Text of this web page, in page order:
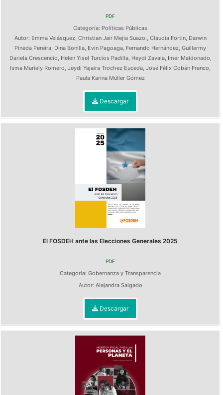
PDF
Categoría: Políticas Públicas
Autor: Emma Velásquez, Christian Jair Mejia Suazo., Claudia Fortin, Darwin
Pineda Pereira, Dina Bonilla, Evin Pagoaga, Fernando Hernández, Guillermy
Dariela Crescencio, Helen Yisel Turcios Padilla, Heydi Zavala, Imer Maldonado,
Isma Mariely Romero, Jeydi Yajaira Trochez Euceda, José Félix Cobán Franco,
Paula Karina Müller Gómez
Descargar
El FOSDEH ante las Elecciones Generales 2025
PDF
Categoría: Gobernanza y Transparencia
Autor: Alejandra Salgado
Descargar